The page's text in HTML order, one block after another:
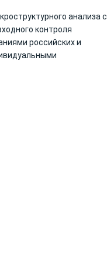
анализа с
контроля
российских и